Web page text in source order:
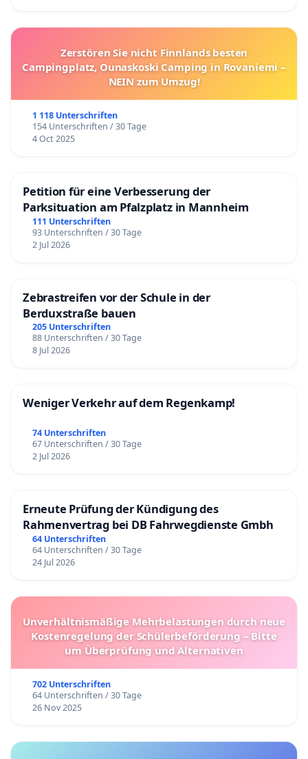
Zerstören Sie nicht Finnlands besten
Campingplatz, Ounaskoski Camping in Rovaniemi –
NEIN zum Umzug!
1 118 Unterschriften
154 Unterschriften / 30 Tage
4 Oct 2025
Petition für eine Verbesserung der
Parksituation am Pfalzplatz in Mannheim
111 Unterschriften
93 Unterschriften / 30 Tage
2 Jul 2026
Zebrastreifen vor der Schule in der
Berduxstraße bauen
205 Unterschriften
88 Unterschriften / 30 Tage
8 Jul 2026
Weniger Verkehr auf dem Regenkamp!
74 Unterschriften
67 Unterschriften / 30 Tage
2 Jul 2026
Erneute Prüfung der Kündigung des
Rahmenvertrag bei DB Fahrwegdienste Gmbh
64 Unterschriften
64 Unterschriften / 30 Tage
24 Jul 2026
Unverhältnismäßige Mehrbelastungen durch neue
Kostenregelung der Schülerbeförderung – Bitte
um Überprüfung und Alternativen
702 Unterschriften
64 Unterschriften / 30 Tage
26 Nov 2025